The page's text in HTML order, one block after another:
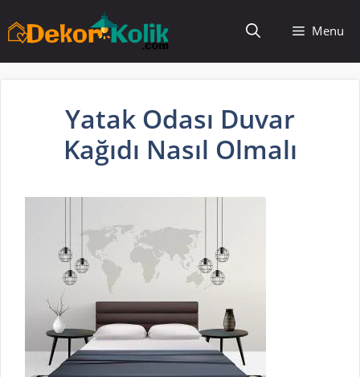
atla
Menu
Yatak Odası Duvar
Kağıdı Nasıl Olmalı